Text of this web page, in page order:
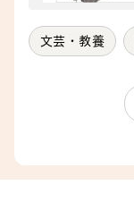
文芸・教養